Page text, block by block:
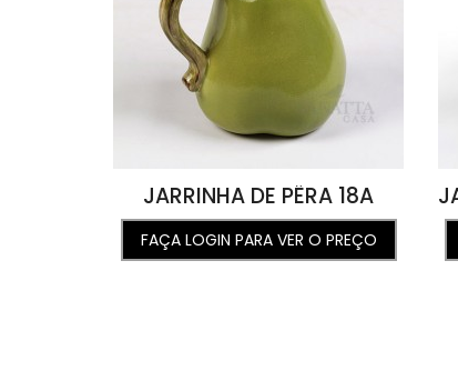
JARRINHA DE PÊRA 18A
FAÇA LOGIN PARA VER O PREÇO